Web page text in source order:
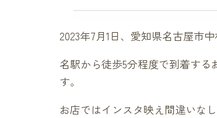
2023年7月1日、愛知県名古屋市
名駅から徒歩5分程度で到着す
す。
お店ではインスタ映え間違いな